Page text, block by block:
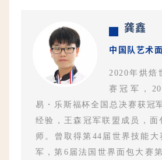
龚鑫
中国队艺术
2020年烘焙
赛冠军，
易 ・ 乐斯福杯全国总决赛获冠
经验，王森冠军联盟成员，⾯
师。曾取得第44届世界技能大
军，第6届法国世界面包大赛